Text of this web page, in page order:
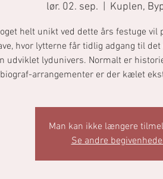
lør. 02. sep. Kuplen,
helt unikt ved dette års festuge vil
hvor lytterne får tidlig adgang til
udviklet lydunivers. Normalt er
arrangementer er der kælet
Man kan ikke længere
Se andre